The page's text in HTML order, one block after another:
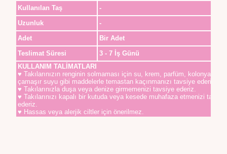
Kullanılan Taş
-
Uzunluk
-
Adet
Bir Adet
Teslimat Süresi
3 - 7 İş Günü
KULLANIM TALİMATLARI
♥ Takılarınızın renginin solmaması için su, krem, parfüm, kolonya,
çamaşır suyu gibi maddelerle temastan kaçınmanızı tavsiye ederiz.
♥ Takılarınızla duşa veya denize girmemenizi tavsiye ederiz.
♥ Takılarınızı kapalı bir kutuda veya kesede muhafaza etmenizi
ederiz.
♥ Hassas veya alerjik ciltler için önerilmez.